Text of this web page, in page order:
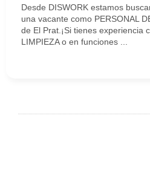
Desde DISWORK estamos
una vacante como PERSONAL
de El Prat.¡Si tienes experiencia
LIMPIEZA o en funciones ...